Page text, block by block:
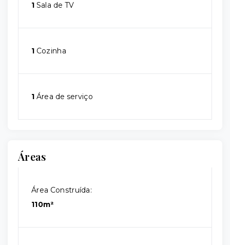
1 Sala de TV
1 Cozinha
1 Área de serviço
Áreas
Área Construída:
110m²